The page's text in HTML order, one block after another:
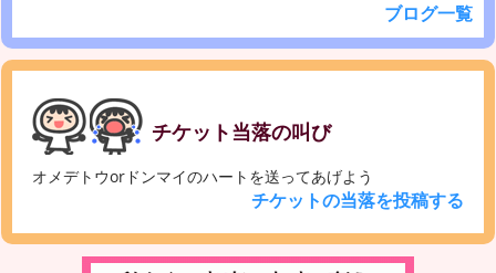
ブログ一覧
チケット当落の叫び
オメデトウorドンマイのハートを送ってあげよう
チケットの当落を投稿する